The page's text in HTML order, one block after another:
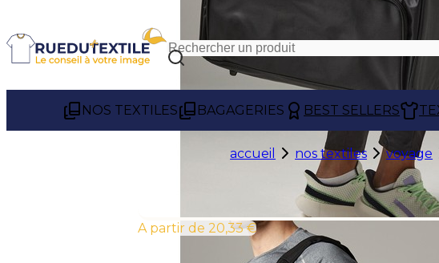
NOS TEXTILES BAGAGERIES BEST SELLERS
accueil nos textiles voyage
À partir de 20,33 €